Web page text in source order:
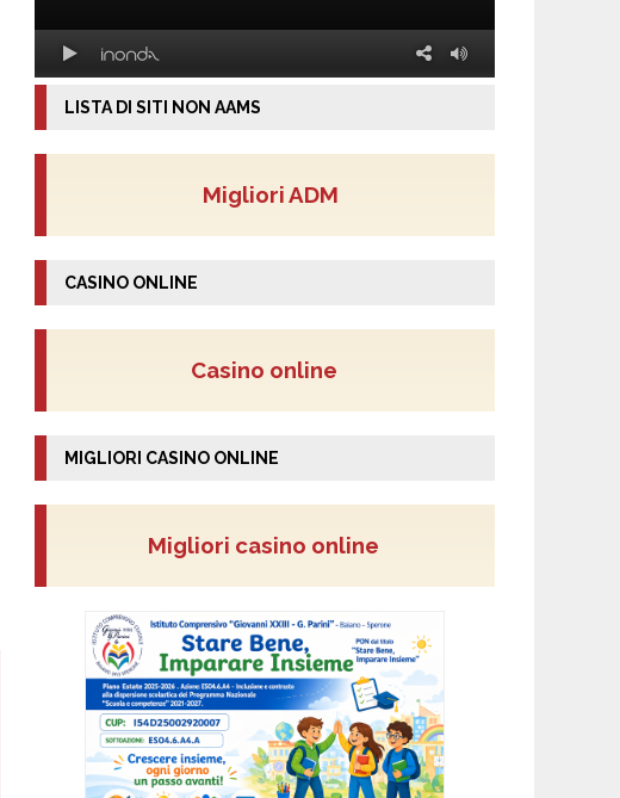
LISTA DI SITI NON AAMS
Migliori ADM
CASINO ONLINE
Casino online
MIGLIORI CASINO ONLINE
Migliori casino online